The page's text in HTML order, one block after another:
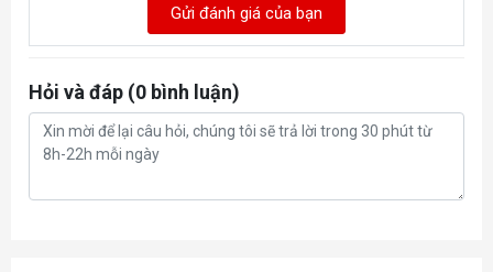
304 x 126 x 50 mm
12 x 5 x 2 inch
Slot 2.5 Slot
1 x 16-pin
Gửi đánh giá của bạn
Hỏi và đáp (0 bình luận)